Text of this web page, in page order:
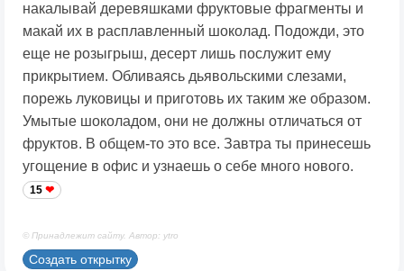
накалывай деревяшками фруктовые фрагменты и
макай их в расплавленный шоколад. Подожди, это
еще не розыгрыш, десерт лишь послужит ему
прикрытием. Обливаясь дьявольскими слезами,
порежь луковицы и приготовь их таким же образом.
Умытые шоколадом, они не должны отличаться от
фруктов. В общем-то это все. Завтра ты принесешь
угощение в офис и узнаешь о себе много нового.
15
© Принадлежит сайту. Автор: ytro
Создать открытку